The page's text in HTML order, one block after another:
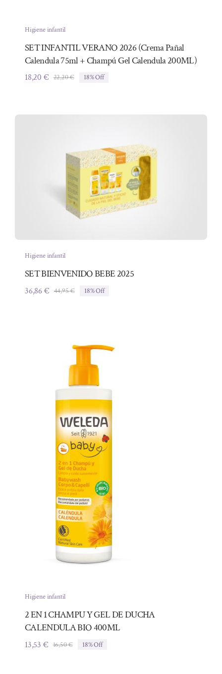
Higiene infantil
SET INFANTIL VERANO 2026 (Crema Pañal
Calendula 75ml + Champú Gel Calendula 200ML)
22,20€El
18,20 €
El
18% Off
Higiene infantil
SET BIENVENIDO BEBE 2025
44,95€El
36,86€
El
18% Off
Higiene infantil
2 EN 1 CHAMPU Y GEL DE DUCHA
CALENDULA BIO 400ML
16,50€El
13,53 €
El
18% Off